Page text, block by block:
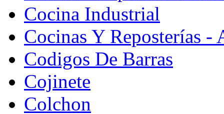
Cocina Industrial
Cocinas Y Reposterías -
Codigos De Barras
Cojinete
Colchon